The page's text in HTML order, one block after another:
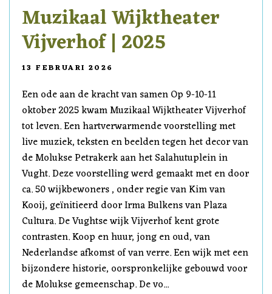
Muzikaal Wijktheater
Vijverhof | 2025
13 FEBRUARI 2026
Een ode aan de kracht van samen Op 9-10-11
oktober 2025 kwam Muzikaal Wijktheater Vijverhof
tot leven. Een hartverwarmende voorstelling met
live muziek, teksten en beelden tegen het decor van
de Molukse Petrakerk aan het Salahutuplein in
Vught. Deze voorstelling werd gemaakt met en door
ca. 50 wijkbewoners , onder regie van Kim van
Kooij, geïnitieerd door Irma Bulkens van Plaza
Cultura. De Vughtse wijk Vijverhof kent grote
contrasten. Koop en huur, jong en oud, van
Nederlandse afkomst of van verre. Een wijk met een
bijzondere historie, oorspronkelijke gebouwd voor
de Molukse gemeenschap. De vo...